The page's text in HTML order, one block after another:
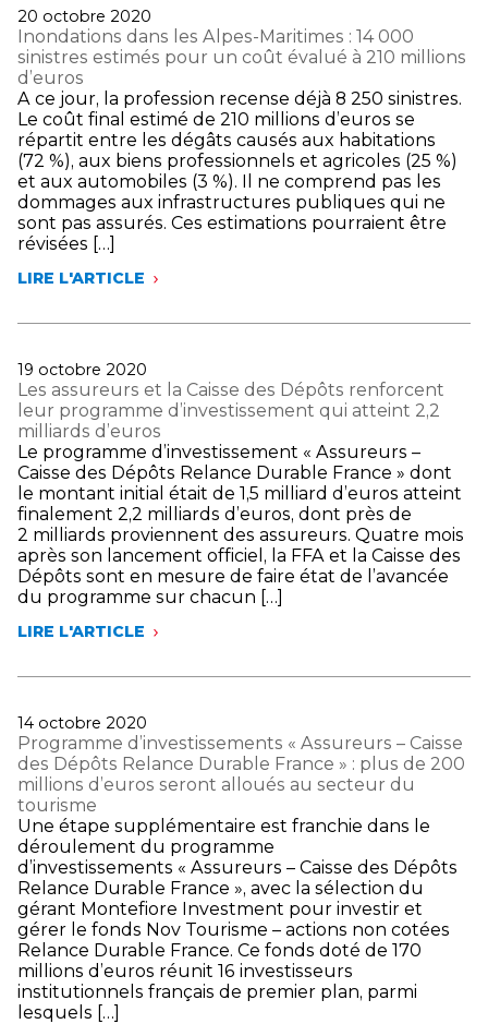
UNE
NEUTRALITÉ
CARBONE
À
L’HORIZON
2050
MARITIMES
:
14
000
SINISTRES
ESTIMÉS
POUR
UN
COÛT
ÉVALUÉ
À
210
MILLIONS
Publié
le
20 octobre 2020
Inondations dans les Alpes-Maritimes : 14 000
sinistres estimés pour un coût évalué à 210 millions
d’euros
A ce jour, la profession recense déjà 8 250 sinistres.
Le coût final estimé de 210 millions d’euros se
répartit entre les dégâts causés aux habitations
(72 %), aux biens professionnels et agricoles (25 %)
et aux automobiles (3 %). Il ne comprend pas les
dommages aux infrastructures publiques qui ne
sont pas assurés. Ces estimations pourraient être
révisées […]
LIRE L'ARTICLE
INONDATIONS
LES
MARITIMES :
14 000
SINISTRES
ESTIMÉS
POUR
UN
COÛT
ÉVALUÉ
À
210
MILLIONS
D’EUROS
Publié
le
19 octobre 2020
Les assureurs et la Caisse des Dépôts renforcent
leur programme d’investissement qui atteint 2,2
milliards d’euros
Le programme d’investissement « Assureurs –
Caisse des Dépôts Relance Durable France » dont
le montant initial était de 1,5 milliard d’euros atteint
finalement 2,2 milliards d’euros, dont près de
2 milliards proviennent des assureurs. Quatre mois
après son lancement officiel, la FFA et la Caisse des
Dépôts sont en mesure de faire état de l’avancée
du programme sur chacun […]
LIRE L'ARTICLE
LES
ET
CAISSE
DES
DÉPÔTS
RENFORCENT
LEUR
PROGRAMME
D’INVESTISSEMENT
QUI
ATTEINT
2,2
MILLIARDS
D’EUROS
Publié
le
14 octobre 2020
Programme d’investissements « Assureurs – Caisse
des Dépôts Relance Durable France » : plus de 200
millions d’euros seront alloués au secteur du
tourisme
Une étape supplémentaire est franchie dans le
déroulement du programme
d’investissements « Assureurs – Caisse des Dépôts
Relance Durable France », avec la sélection du
gérant Montefiore Investment pour investir et
gérer le fonds Nov Tourisme – actions non cotées
Relance Durable France. Ce fonds doté de 170
millions d’euros réunit 16 investisseurs
institutionnels français de premier plan, parmi
lesquels […]